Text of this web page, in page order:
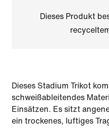
Dieses Produkt
Dieses Stadium Trikot
schweißableitendes
Einsätzen. Es sitzt
ein trockenes, luftiges